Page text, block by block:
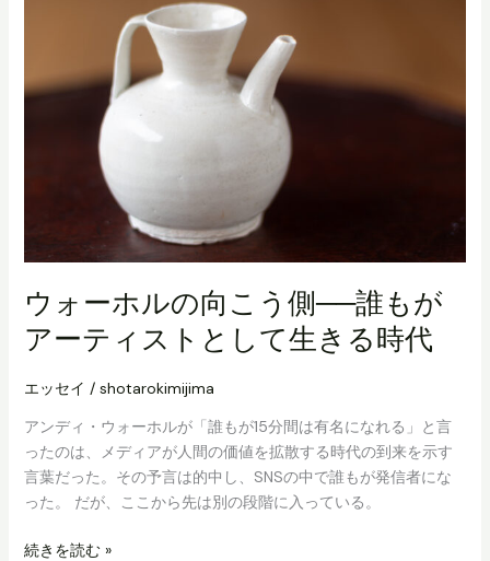
快
ウォーホルの向こう側──誰もが
アーティストとして生きる時代
エッセイ / shotarokimijima
アンディ・ウォーホルが「誰もが15分間は有名になれる」と言
ったのは、メディアが人間の価値を拡散する時代の到来を示す
言葉だった。その予言は的中し、SNSの中で誰もが発信者にな
った。 だが、ここから先は別の段階に入っている。
ウ
続きを読む »